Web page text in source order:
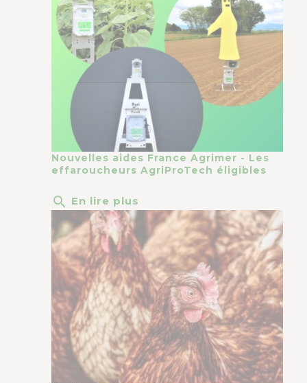
Nouvelles aides France Agrimer - Les
effaroucheurs AgriProTech éligibles
search En lire plus